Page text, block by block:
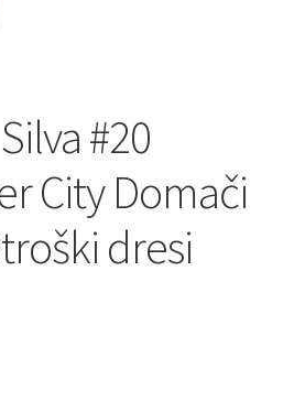
#20
City Domači
dresi